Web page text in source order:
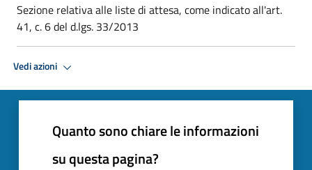
Sezione relativa alle liste di attesa, come indicato all'art.
41, c. 6 del d.lgs. 33/2013
Vedi azioni
Quanto sono chiare le informazioni
su questa pagina?